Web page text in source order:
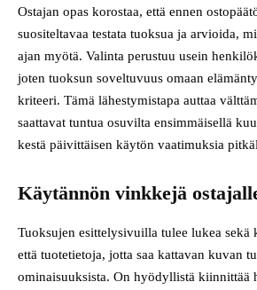
Ostajan opas korostaa, että ennen
suositeltavaa testata tuoksua ja arvioida,
ajan myötä. Valinta perustuu usein
joten tuoksun soveltuvuus omaan
kriteeri. Tämä lähestymistapa auttaa
saattavat tuntua osuvilta ensimmäisellä
kestä päivittäisen käytön vaatimuksia
Käytännön vinkkejä
Tuoksujen esittelysivuilla tulee lukea sekä
että tuotetietoja, jotta saa kattavan kuvan
ominaisuuksista. On hyödyllistä kiinnittää